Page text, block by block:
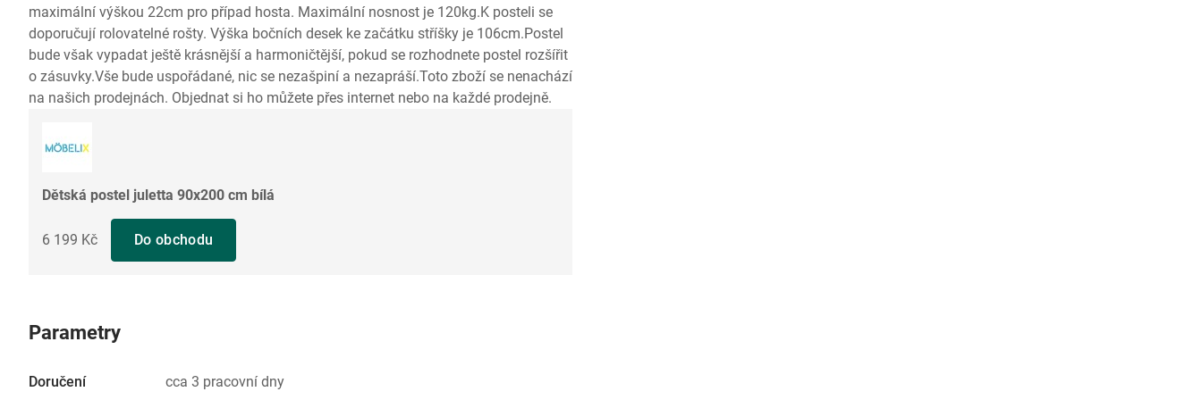
maximální výškou 22cm pro případ hosta. Maximální nosnost je 120kg.K posteli se
doporučují rolovatelné rošty. Výška bočních desek ke začátku stříšky je 106cm.Postel
bude však vypadat ještě krásnější a harmoničtější, pokud se rozhodnete postel rozšířit
o zásuvky.Vše bude uspořádané, nic se nezašpiní a nezapráší.Toto zboží se nenachází
na našich prodejnách. Objednat si ho můžete přes internet nebo na každé prodejně.
Dětská postel juletta 90x200 cm bílá
6 199 Kč Do obchodu
Parametry
Doručení cca 3 pracovní dny